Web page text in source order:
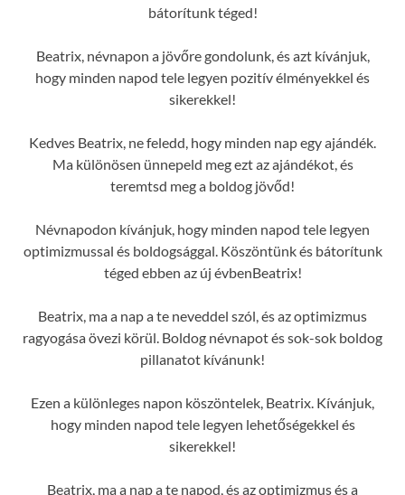
bátorítunk téged!
Beatrix, névnapon a jövőre gondolunk, és azt kívánjuk,
hogy minden napod tele legyen pozitív élményekkel és
sikerekkel!
Kedves Beatrix, ne feledd, hogy minden nap egy ajándék.
Ma különösen ünnepeld meg ezt az ajándékot, és
teremtsd meg a boldog jövőd!
Névnapodon kívánjuk, hogy minden napod tele legyen
optimizmussal és boldogsággal. Köszöntünk és bátorítunk
téged ebben az új évbenBeatrix!
Beatrix, ma a nap a te neveddel szól, és az optimizmus
ragyogása övezi körül. Boldog névnapot és sok-sok boldog
pillanatot kívánunk!
Ezen a különleges napon köszöntelek, Beatrix. Kívánjuk,
hogy minden napod tele legyen lehetőségekkel és
sikerekkel!
Beatrix, ma a nap a te napod, és az optimizmus és a